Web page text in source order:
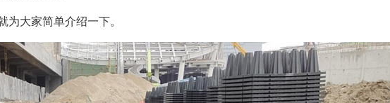
为大家简单介绍一下。